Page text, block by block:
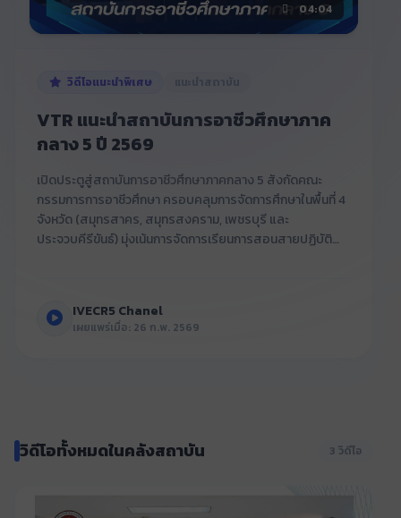
04:04
วิดีโอแนะนำพิเศษ
VTR แนะนำสถาบันการอาชีวศึกษาภาค
กลาง 5 ปี 2569
เปิดประตูสู่สถาบันการอาชีวศึกษาภาคกลาง 5 สังกัดคณะ
กรรมการการอาชีวศึกษา ครอบคลุมการจัดการศึกษาในพื้นที่ 4
จังหวัด (สมุทรสาคร, สมุทรสงคราม, เพชรบุรี และ
ประจวบคีรีขันธ์) มุ่งเน้นการจัดการเรียนการสอนสายปฏิบัติ
IVECR5 Chanel
เผยแพร่เมื่อ: 26 ก.พ. 2569
วิดีโอทั้งหมดในคลังสถาบัน 3 วิดีโอ